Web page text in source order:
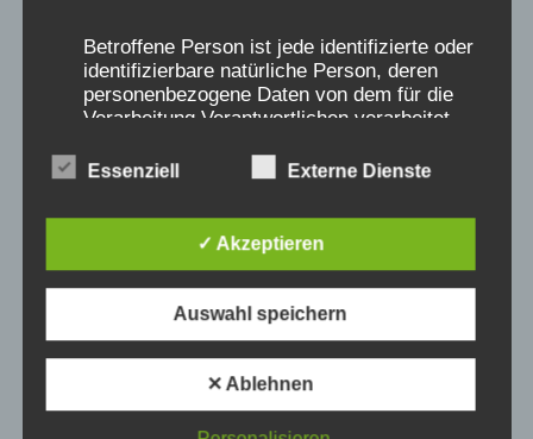
Journalistenwenden sich für Auskünfte oder
Interviews mit Betroffenenhierhinoder an:
presse@verschickungsheime.de, Kontakt zu
Überblickskarte
oder die jeweiligen
Britta K.schrieb am26.09.2019
...
Betroffene Person ist jede identifizierte oder
identifizierbare natürliche Person, deren
personenbezogene Daten von dem für die
Verarbeitung Verantwortlichen verarbeitet
c) Verarbeitung
Verarbeitung ist jeder mit oder ohne Hilfe
automatisierter Verfahren ausgeführte
Vorgang oder jede solche Vorgangsreihe im
Zusammenhang mit personenbezogenen
Daten wie das Erheben, das Erfassen, die
die Anpassung oder Veränderung, das
Essenziell Externe Dienste
✓ Akzeptieren
Auswahl speichern
✕ Ablehnen